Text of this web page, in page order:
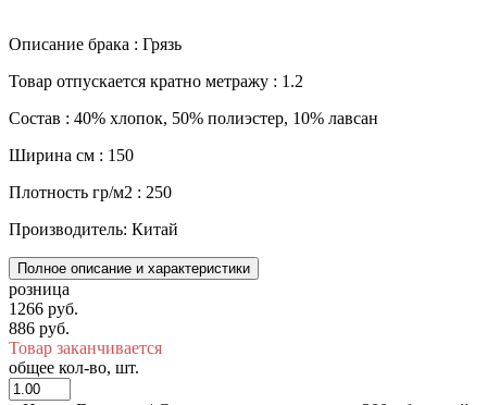
Описание брака : Грязь
Товар отпускается кратно метражу : 1.2
Состав : 40% хлопок, 50% полиэстер, 10% лавсан
Ширина см : 150
Плотность гр/м2 : 250
Производитель: Китай
Полное описание и характеристики
розница
1266 руб.
886 руб.
Товар заканчивается
общее кол-во, шт.